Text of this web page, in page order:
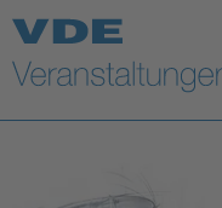
Top Themen
Fokusthemen
Energy